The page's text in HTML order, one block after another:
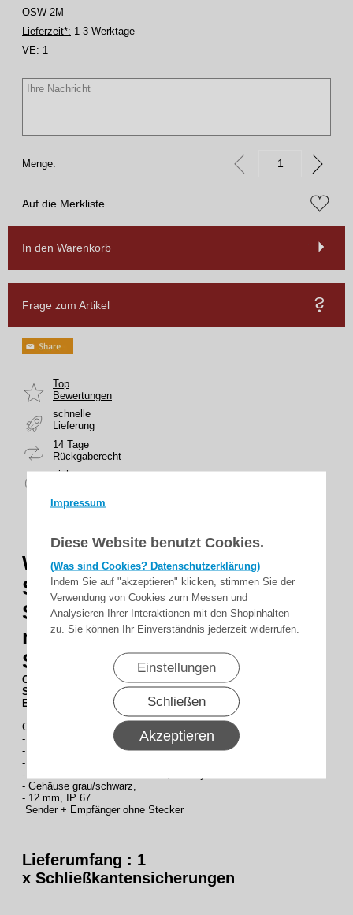
Impressum
Diese Website benutzt Cookies.
(Was sind Cookies? Datenschutzerklärung)
Indem Sie auf "akzeptieren" klicken, stimmen Sie der
Verwendung von Cookies zum Messen und
Analysieren Ihrer Interaktionen mit den Shopinhalten
zu. Sie können Ihr Einverständnis jederzeit widerrufen.
Einstellungen
Schließen
Akzeptieren
OSW-2M
Lieferzeit*: 1-3 Werktage
VE: 1
Menge:
Auf die Merkliste
In den Warenkorb
Frage zum Artikel
Top
Bewertungen
schnelle
Lieferung
14 Tage
Rückgaberecht
sicher
WITT SIGNAL -
Schließkantensicherungen Set,
Sender 0,5m Empfänger 0,5m
mit Stecker opto-elektronische
Schaltleiste
OSW-2M
Opto-Sensor-Set WITT mit Stecker
Sender : 0,5 m
Empfänger : 5,5 m
Opto-Sensor-Sets (Sender + Empfänger)
- Original
WITT SIGNAL
Infrarot-Sensoren
- integriertes Diagnosesystem mit optischer
- Anzeige und LED-Anzeige für Schaltzustand
- Reichweite 1 m bis max. 12 m, selbstjustierend
- Gehäuse grau/schwarz,
- 12 mm, IP 67
Sender + Empfänger ohne Stecker
Lieferumfang : 1
x Schließkantensicherungen